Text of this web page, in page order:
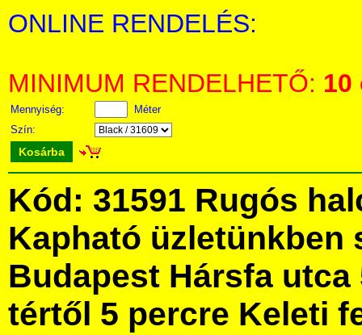
ONLINE RENDELÉS:
MINIMUM RENDELHETŐ: 10
Mennyiség:
Méter
Szín:
Kosárba
Kód: 31591 Rugós
Kapható üzletünkben
Budapest Hársfa utca
tértől 5 percre Keleti